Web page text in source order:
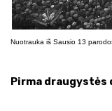
Nuotrauka iš Sausio 13
Pirma draugystės